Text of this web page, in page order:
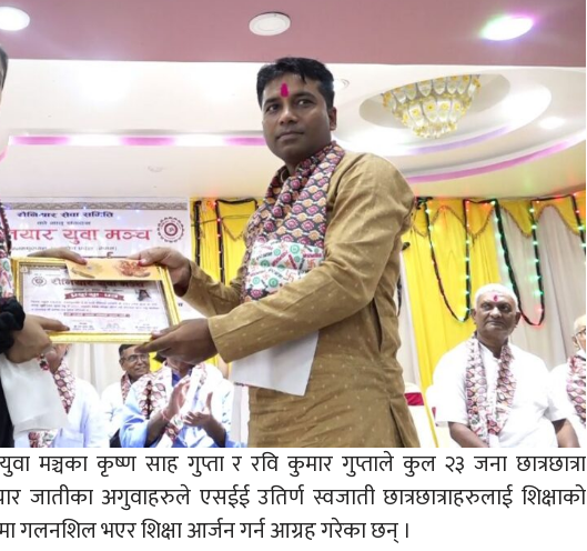
मञ्चका कृष्ण साह गुप्ता र रवि कुमार गुप्ताले कुल २३ जना छात्रछात्रा
जातीका अगुवाहरुले एसईई उतिर्ण स्वजाती छात्रछात्राहरुलाई शिक्षाको
गलनशिल भएर शिक्षा आर्जन गर्न आग्रह गरेका छन् ।